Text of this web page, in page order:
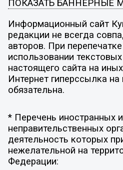
ПОКАЗАТЬ БАННЕРНЫЕ
Информационный сайт
редакции не всегда
авторов. При
использовании
настоящего сайта на
Интернет гиперссылка на
обязательна.
* Перечень иностранных
неправительственных
деятельность которых
нежелательной на
Федерации: